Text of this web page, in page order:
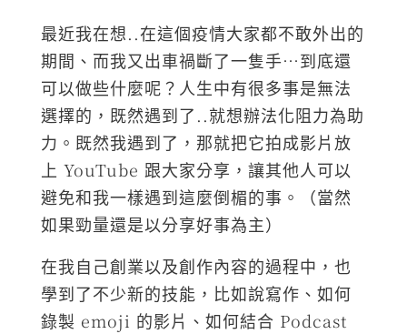
最近我在想..在這個疫情大家都不敢外出的
期間、而我又出車禍斷了一隻手…到底還
可以做些什麼呢？人生中有很多事是無法
選擇的，既然遇到了..就想辦法化阻力為助
力。既然我遇到了，那就把它拍成影片放
上 YouTube 跟大家分享，讓其他人可以
避免和我一樣遇到這麼倒楣的事。（當然
如果勁量還是以分享好事為主）
在我自己創業以及創作內容的過程中，也
學到了不少新的技能，比如說寫作、如何
錄製 emoji 的影片、如何結合 Podcast